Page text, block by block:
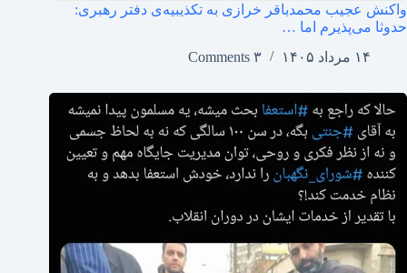
واکنش عجیب محمدباقر خرازی به تکذیبیه‌ی دفتر رهبری:
حدوثا می‌پذیرم اما …
۱۴ مرداد ۱۴۰۵
۳ Comments